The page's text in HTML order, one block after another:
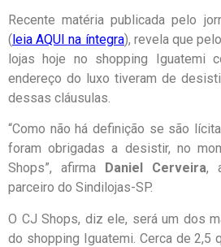
Recente matéria publicada pelo
(leia AQUI na íntegra), revela que
lojas hoje no shopping Iguatemi
endereço do luxo tiveram de
dessas cláusulas.
“Como não há definição se são
foram obrigadas a desistir, no
Shops”, afirma
Daniel Cerveira,
parceiro do Sindilojas-SP.
O CJ Shops, diz ele, será um dos
do shopping Iguatemi. Cerca de 2,5